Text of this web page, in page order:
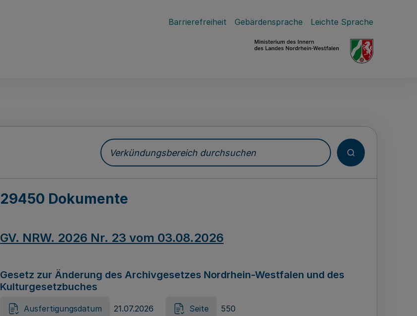
Barrierefreiheit Gebärdensprache Leichte Sprache
Verkündungsbereich durchsuchen
29450 Dokumente
GV. NRW. 2026 Nr. 23 vom 03.08.2026
Gesetz zur Änderung des Archivgesetzes Nordrhein-Westfalen und des
Kulturgesetzbuches
Ausfertigungsdatum 21.07.2026 Seite 550